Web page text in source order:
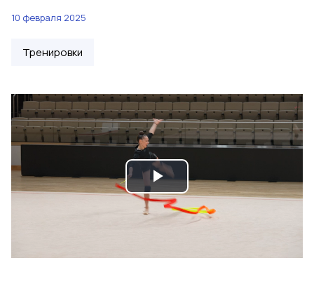
10 февраля 2025
Тренировки
Play
Video